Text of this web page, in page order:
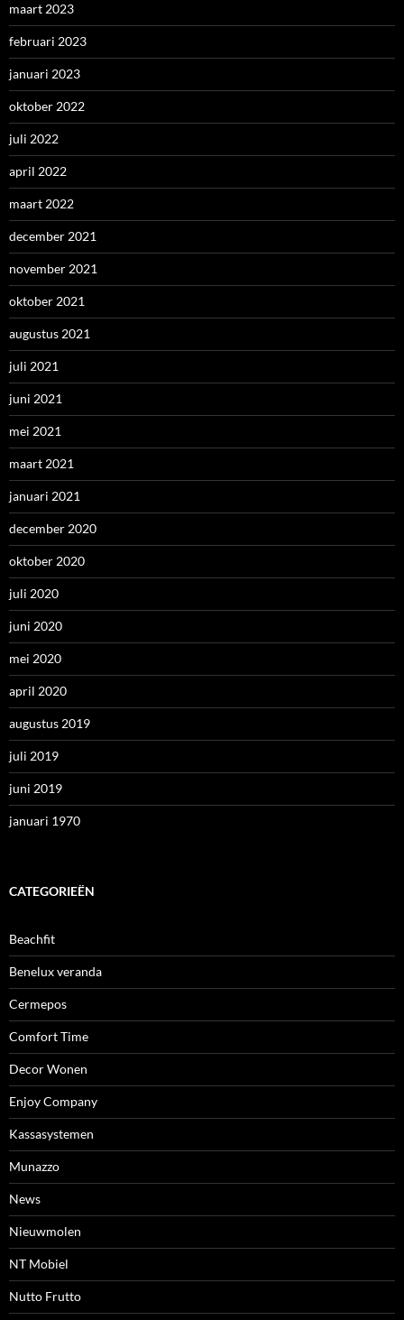
maart 2023
februari 2023
januari 2023
oktober 2022
juli 2022
april 2022
maart 2022
december 2021
november 2021
oktober 2021
augustus 2021
juli 2021
juni 2021
mei 2021
maart 2021
januari 2021
december 2020
oktober 2020
juli 2020
juni 2020
mei 2020
april 2020
augustus 2019
juli 2019
juni 2019
januari 1970
CATEGORIEËN
Beachfit
Benelux veranda
Cermepos
Comfort Time
Decor Wonen
Enjoy Company
Kassasystemen
Munazzo
News
Nieuwmolen
NT Mobiel
Nutto Frutto